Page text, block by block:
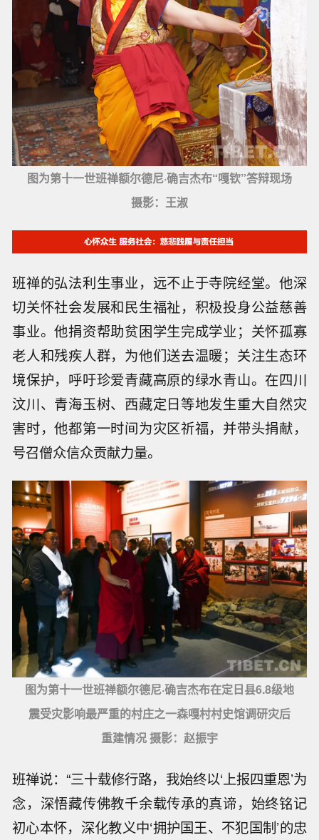
图为第十一世班禅额尔德尼·确吉杰布“嘎钦”答辩现场
摄影：王淑
班禅的弘法利生事业，远不止于寺院经堂。他深
切关怀社会发展和民生福祉，积极投身公益慈善
事业。他捐资帮助贫困学生完成学业；关怀孤寡
老人和残疾人群，为他们送去温暖；关注生态环
境保护，呼吁珍爱青藏高原的绿水青山。在四川
汶川、青海玉树、西藏定日等地发生重大自然灾
害时，他都第一时间为灾区祈福，并带头捐献，
号召僧众信众贡献力量。
图为第十一世班禅额尔德尼·确吉杰布在定日县6.8级地
震受灾影响最严重的村庄之一森嘎村村史馆调研灾后
重建情况 摄影：赵振宇
班禅说：“三十载修行路，我始终以‘上报四重恩’为
念，深悟藏传佛教千余载传承的真谛，始终铭记
初心本怀，深化教义中‘拥护国王、不犯国制’的忠